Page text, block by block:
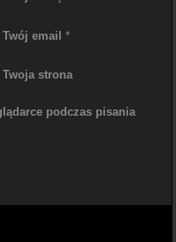
Twój email *
Twoja strona
podczas pisania